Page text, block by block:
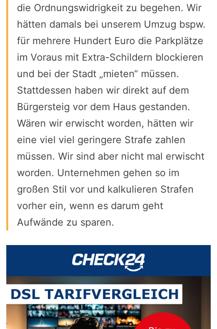
die Ordnungswidrigkeit zu begehen. Wir
hätten damals bei unserem Umzug bspw.
für mehrere Hundert Euro die Parkplätze
im Voraus mit Extra-Schildern blockieren
und bei der Stadt „mieten“ müssen.
Stattdessen haben wir direkt auf dem
Bürgersteig vor dem Haus gestanden.
Wären wir erwischt worden, hätten wir
eine viel viel geringere Strafe zahlen
müssen. Wir sind aber nicht mal erwischt
worden. Unternehmen gehen so im
großen Stil vor und kalkulieren Strafen
vorher ein, wenn es darum geht
Aufwände zu sparen.